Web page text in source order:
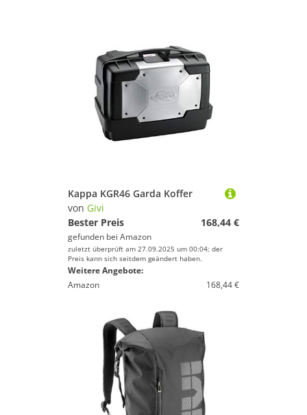
bieten hat. Wenn Du dort nicht findest, was Du
suchst, stöbere doch einfach ja nach Deiner Sportart
in der jeweiligen Sportabteilung - wir haben für fast
jeden Sport ein breites Angebot - vom Laufen
bis hin zu undBoxen
. In jedem Fall
wünschen wir Dir viel Spaß und Erfolg mit Deinem
Kappa KGR46 Garda Koffer
von Givi
Bester Preis
168,44 €
gefunden bei Amazon
zuletzt überprüft am 27.09.2025 um 00:04; der
Preis kann sich seitdem geändert haben.
Weitere Angebote:
Amazon
168,44 €